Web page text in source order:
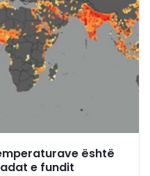
është
e fundit